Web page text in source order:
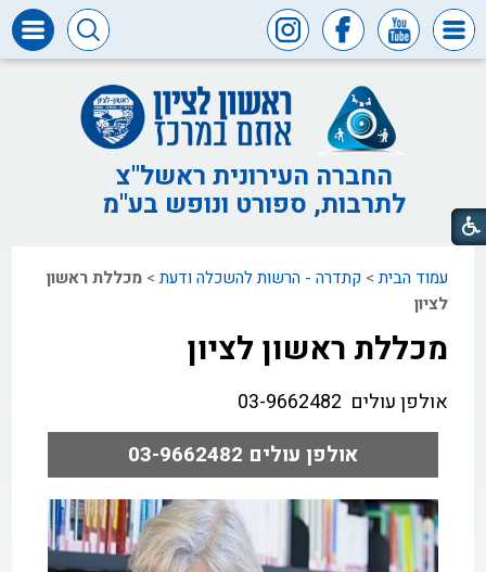
ומכרזים
חופש
המידע
דבר
ראש
דבר
המנכ"ל
דירקטוריון
החברה
צור
החברה העירונית ראשל"צ
לתרבות, ספורט ונופש בע"מ
עמוד הבית >קתדרה - הרשות להשכלה ודעת >מכללת ראשון
לציון
מכללת ראשון לציון
אולפן עולים 03-9662482
אולפן עולים 03-9662482